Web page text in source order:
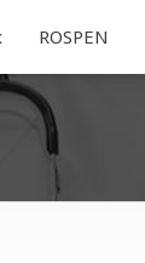
ROSPEN